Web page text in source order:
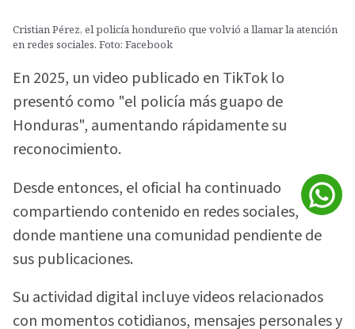
Cristian Pérez, el policía hondureño que volvió a llamar la atención
en redes sociales. Foto: Facebook
En 2025, un video publicado en TikTok lo
presentó como "el policía más guapo de
Honduras", aumentando rápidamente su
reconocimiento.
Desde entonces, el oficial ha continuado
compartiendo contenido en redes sociales,
donde mantiene una comunidad pendiente de
sus publicaciones.
Su actividad digital incluye videos relacionados
con momentos cotidianos, mensajes personales y